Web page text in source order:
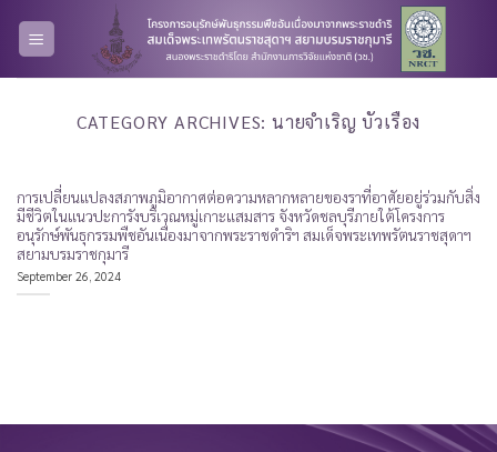
CATEGORY ARCHIVES: นายจำเริญ บัวเรือง
การเปลี่ยนแปลงสภาพภูมิอากาศต่อความหลากหลายของราที่อาศัยอยู่ร่วมกับสิ่ง
มีชีวิตในแนวปะการังบริเวณหมู่เกาะแสมสาร จังหวัดชลบุรีภายใต้โครงการ
อนุรักษ์พันธุกรรมพืชอันเนื่องมาจากพระราชดำริฯ สมเด็จพระเทพรัตนราชสุดาฯ
สยามบรมราชกุมารี
September 26, 2024